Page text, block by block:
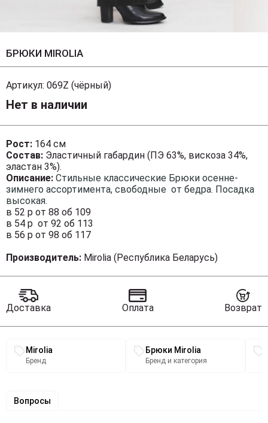
БРЮКИ MIROLIA
Артикул: 069Z (чёрный)
Нет в наличии
Рост: 164 см
Состав: Эластичный габардин (ПЭ 63%, вискоза 34%,
эластан 3%).
Описание: Стильные классические Брюки осенне-
зимнего ассортимента, свободные от бедра. Посадка
высокая.
в 52 р от 88 об 109
в 54 р от 92 об 113
в 56 р от 98 об 117
Производитель: Mirolia (Республика Беларусь)
Доставка Оплата Возврат
Связанные разделы каталога
Mirolia
Бренд
Брюки Mirolia
Бренд и категория
Вопросы